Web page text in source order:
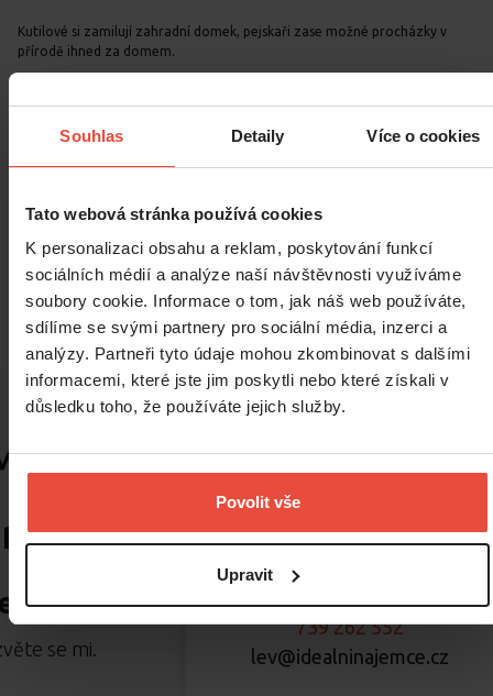
Souhlas Detaily Více o cookies
Tato webová stránka používá cookies
K personalizaci obsahu a reklam, poskytování funkcí
sociálních médií a analýze naší návštěvnosti využíváme
soubory cookie. Informace o tom, jak náš web používáte,
sdílíme se svými partnery pro sociální média, inzerci a
analýzy. Partneři tyto údaje mohou zkombinovat s dalšími
informacemi, které jste jim poskytli nebo které získali v
důsledku toho, že používáte jejich služby.
Povolit vše
Upravit
Kutilové si zamilují zahradní domek, pejskaři zase možné procházky v
přírodě ihned za domem.
do Prahy se autem dostanete za 20 minut, do Brandýsa nad Labem za 15
minut. Kompletní občanská vybavenost je v nedalekých Čelákovicích
(školky, školy, gymnázium, lékaři, obchody) jen 5 minut autem.
promyšleného designu a praktického zázemí pro rodinný život.
Těším se na osobní setkání v Sedlčánkách.
zájem
prohlídku
se mi.
739 262 552
lev@idealninajemce.cz